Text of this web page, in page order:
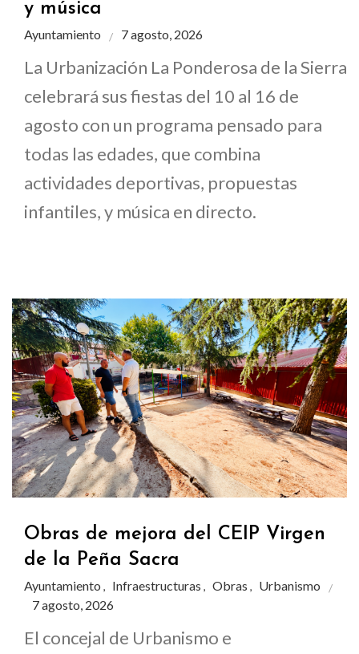
y música
Ayuntamiento 7 agosto, 2026
La Urbanización La Ponderosa de la Sierra
celebrará sus fiestas del 10 al 16 de
agosto con un programa pensado para
todas las edades, que combina
actividades deportivas, propuestas
infantiles, y música en directo.
Obras de mejora del CEIP Virgen
de la Peña Sacra
Ayuntamiento , Infraestructuras , Obras , Urbanismo
7 agosto, 2026
El concejal de Urbanismo e